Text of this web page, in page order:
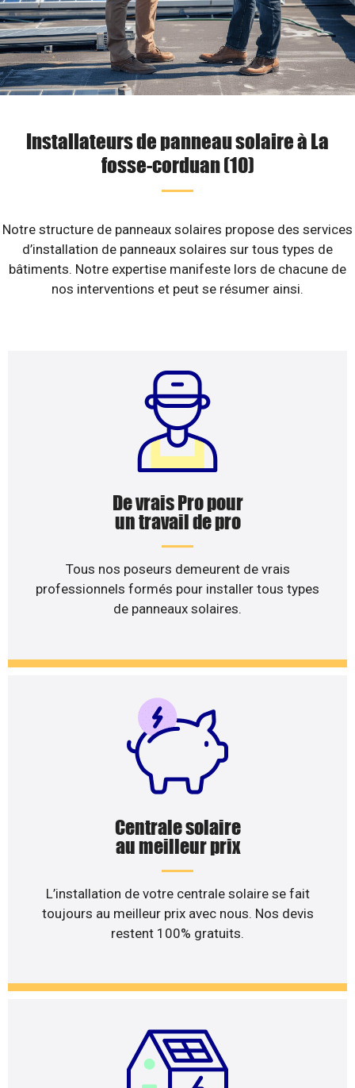
Installateurs de panneau solaire à La
fosse-corduan (10)
Notre structure de panneaux solaires propose des services
d’installation de panneaux solaires sur tous types de
bâtiments. Notre expertise manifeste lors de chacune de
nos interventions et peut se résumer ainsi.
De vrais Pro pour
un travail de pro
Tous nos poseurs demeurent de vrais
professionnels formés pour installer tous types
de panneaux solaires.
Centrale solaire
au meilleur prix
L’installation de votre centrale solaire se fait
toujours au meilleur prix avec nous. Nos devis
restent 100% gratuits.